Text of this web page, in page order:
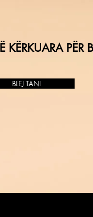
KËRKUARA PËR
BLEJ TANI